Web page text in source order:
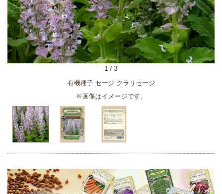
有機種子 セージ クラリセージ
※画像はイメージです。
1 / 3